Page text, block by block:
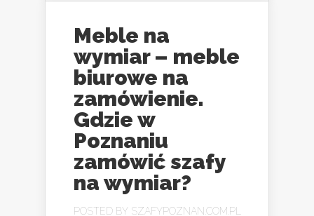
Meble na
wymiar – meble
biurowe na
zamówienie.
Gdzie w
Poznaniu
zamówić szafy
na wymiar?
POSTED BY SZAFYPOZNAN.COM.PL